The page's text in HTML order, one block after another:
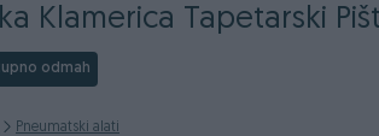
Klamerica Tapetarski
odmah
Pneumatski alati